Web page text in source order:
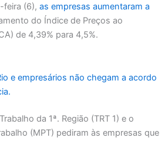
feira (6), as empresas aumentaram a
do Índice de Preços ao
de 4,39% para 4,5%.
e empresários não chegam a acordo
da 1ª. Região (TRT 1) e o
(MPT) pediram às empresas que